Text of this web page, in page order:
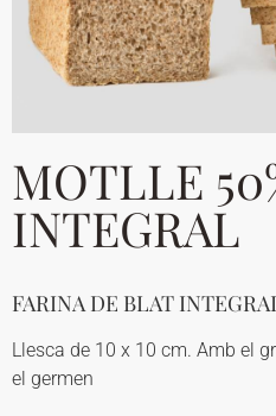
MOTLLE
INTEGRAL
FARINA DE BLAT
Llesca de 10 x 10 cm. Amb el
el germen